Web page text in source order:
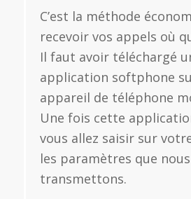
C’est la méthode
recevoir vos appels où
Il faut avoir téléchargé
application softphone
appareil de téléphone
Une fois cette
vous allez saisir sur
les paramètres que
transmettons.